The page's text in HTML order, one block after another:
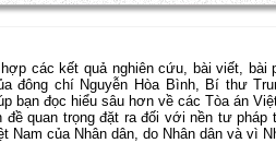
các kết quả nghiên cứu, bài viết,
đông chí Nguyễn Hòa Bình, Bí thư
bạn đọc hiểu sâu hơn về các Tòa án
đề quan trọng đặt ra đối với nền tư
Nam của Nhân dân, do Nhân dân và vì